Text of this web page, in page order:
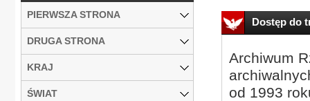
Dostęp do
Archiwum
od 1993
PIERWSZA STRONA
DRUGA STRONA
KRAJ
ŚWIAT